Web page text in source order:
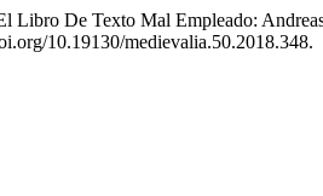
Libro De Texto Mal Empleado:
10.19130/medievalia.50.2018.348.